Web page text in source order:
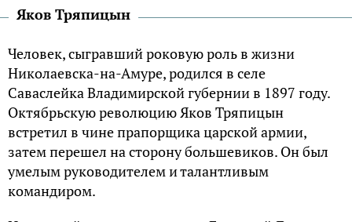
Яков Тряпицын
Человек, сыгравший роковую роль в жизни
Николаевска-на-Амуре, родился в селе
Саваслейка Владимирской губернии в 1897 году.
Октябрьскую революцию Яков Тряпицын
встретил в чине прапорщика царской армии,
затем перешел на сторону большевиков. Он был
умелым руководителем и талантливым
командиром.